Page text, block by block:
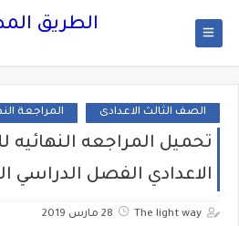
الطريق
الصف الثالث الاعدادى المراجعة
تحميل المراجعه النهائيه
الاعدادي الفصل الدراسي
The light way 28 مارس 2019